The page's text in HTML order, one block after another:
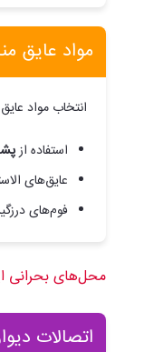
مواد عایق
انتخاب مواد
استفاده از
عایق‌های
فوم‌های
محل‌های بحرانی
اتصالات